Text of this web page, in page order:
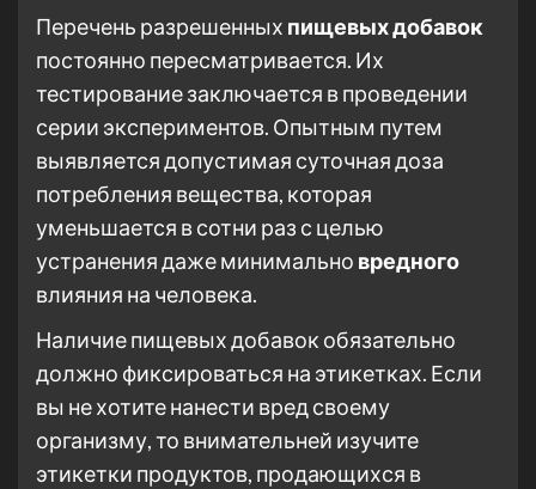
Перечень разрешенных пищевых добавок
постоянно пересматривается. Их
тестирование заключается в проведении
серии экспериментов. Опытным путем
выявляется допустимая суточная доза
потребления вещества, которая
уменьшается в сотни раз с целью
устранения даже минимально вредного
влияния на человека.
Наличие пищевых добавок обязательно
должно фиксироваться на этикетках. Если
вы не хотите нанести вред своему
организму, то внимательней изучите
этикетки продуктов, продающихся в